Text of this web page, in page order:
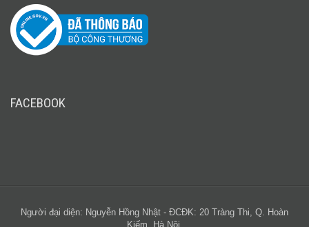
FACEBOOK
Người đại diện: Nguyễn Hồng Nhật - ĐCĐK: 20 Tràng Thi, Q. Hoàn
Kiếm, Hà Nội.